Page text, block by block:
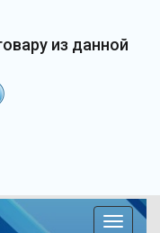
из данной